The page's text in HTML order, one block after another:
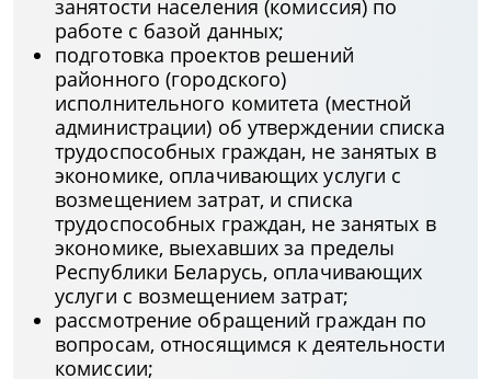
занятости населения (комиссия) по
работе с базой данных;
подготовка проектов решений
районного (городского)
исполнительного комитета (местной
администрации) об утверждении списка
трудоспособных граждан, не занятых в
экономике, оплачивающих услуги с
возмещением затрат, и списка
трудоспособных граждан, не занятых в
экономике, выехавших за пределы
Республики Беларусь, оплачивающих
услуги с возмещением затрат;
рассмотрение обращений граждан по
вопросам, относящимся к деятельности
комиссии;